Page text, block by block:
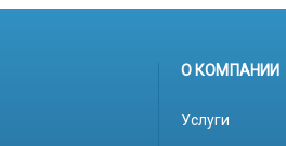
О КОМПАНИИ
Услуги